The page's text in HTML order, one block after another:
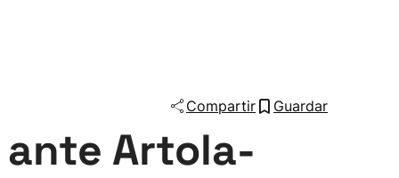
Compartir Guardar
Artola-